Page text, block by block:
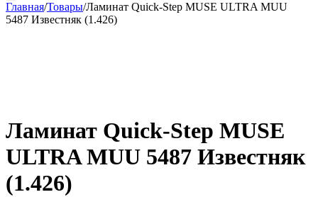
Главная/Товары/Ламинат Quick-Step MUSE ULTRA MUU
5487 Известняк (1.426)
Ламинат Quick-Step MUSE
ULTRA MUU 5487 Известняк
(1.426)